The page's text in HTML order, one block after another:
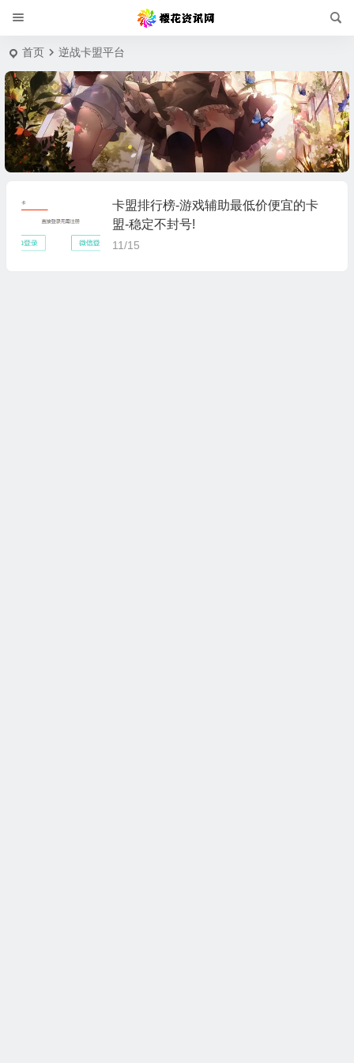
首页 逆战卡盟平台
卡盟排行榜-游戏辅助最低价便宜的卡
盟-稳定不封号!
11/15